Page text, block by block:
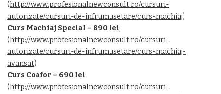
(http://www.profesionalnewconsult.ro/cursuri-
autorizate/cursuri-de-infrumusetare/curs-machiaj)
Curs Machiaj Special – 890 lei;
(http://www.profesionalnewconsult.ro/cursuri-
autorizate/cursuri-de-infrumusetare/curs-machiaj-
avansat)
Curs Coafor – 690 lei.
(http://www.profesionalnewconsult.ro/cursuri-